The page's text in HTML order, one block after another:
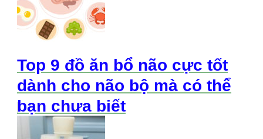
Top 9 đồ ăn bổ não cực tốt
dành cho não bộ mà có thể
bạn chưa biết